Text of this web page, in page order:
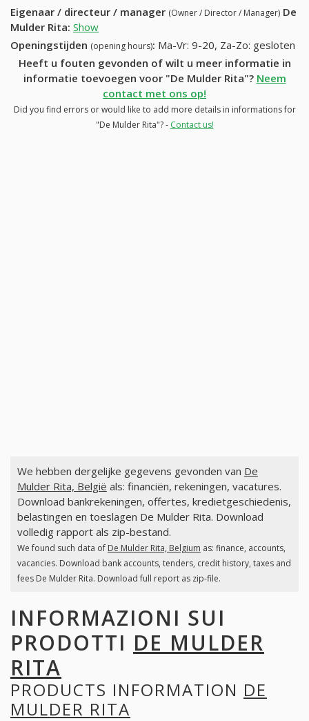
Eigenaar / directeur / manager (Owner / Director / Manager) De
Mulder Rita: Show
Openingstijden (opening hours): Ma-Vr: 9-20, Za-Zo: gesloten
Heeft u fouten gevonden of wilt u meer informatie in
informatie toevoegen voor "De Mulder Rita"? Neem
contact met ons op!
Did you find errors or would like to add more details in informations for
"De Mulder Rita"? - Contact us!
We hebben dergelijke gegevens gevonden van De
Mulder Rita, België als: financiën, rekeningen, vacatures.
Download bankrekeningen, offertes, kredietgeschiedenis,
belastingen en toeslagen De Mulder Rita. Download
volledig rapport als zip-bestand.
We found such data of De Mulder Rita, Belgium as: finance, accounts,
vacancies. Download bank accounts, tenders, credit history, taxes and
fees De Mulder Rita. Download full report as zip-file.
INFORMAZIONI SUI
PRODOTTI DE MULDER
RITA
PRODUCTS INFORMATION DE
MULDER RITA